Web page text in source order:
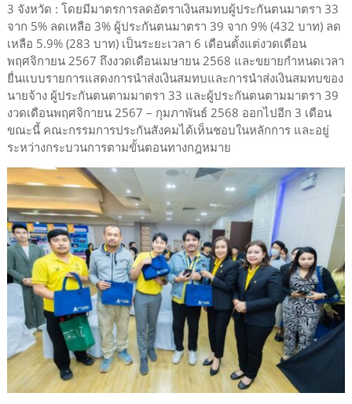
3 จังหวัด : โดยมีมาตรการลดอัตราเงินสมทบผู้ประกันตนมาตรา 33
จาก 5% ลดเหลือ 3% ผู้ประกันตนมาตรา 39 จาก 9% (432 บาท) ลด
เหลือ 5.9% (283 บาท) เป็นระยะเวลา 6 เดือนตั้งแต่งวดเดือน
พฤศจิกายน 2567 ถึงงวดเดือนเมษายน 2568 และขยายกำหนดเวลา
ยื่นแบบรายการแสดงการนำส่งเงินสมทบและการนำส่งเงินสมทบของ
นายจ้าง ผู้ประกันตนตามมาตรา 33 และผู้ประกันตนตามมาตรา 39
งวดเดือนพฤศจิกายน 2567 – กุมภาพันธ์ 2568 ออกไปอีก 3 เดือน
ขณะนี้ คณะกรรมการประกันสังคมได้เห็นชอบในหลักการ และอยู่
ระหว่างกระบวนการตามขั้นตอนทางกฎหมาย